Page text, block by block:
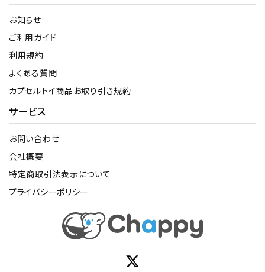
お知らせ
ご利用ガイド
利用規約
よくある質問
カプセルトイ商品お取り引き規約
サービス
お問い合わせ
会社概要
特定商取引法表示について
プライバシーポリシー